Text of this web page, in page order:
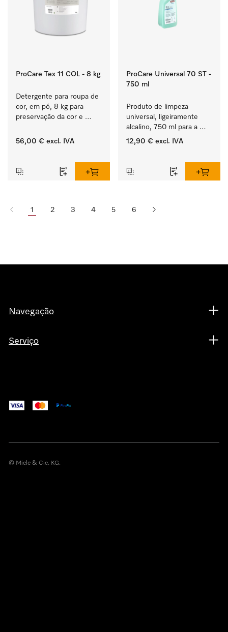
ProCare Tex 11 COL - 8 kg
Detergente para roupa de
cor, em pó, 8 kg para
preservação da cor e
56,00 € excl. IVA
ProCare Universal 70 ST -
750 ml
Produto de limpeza
universal, ligeiramente
alcalino, 750 ml para a
remoção delicada de
12,90 € excl. IVA
1 2 3 4 5 6
Navegação
Serviço
© Miele & Cie. KG.